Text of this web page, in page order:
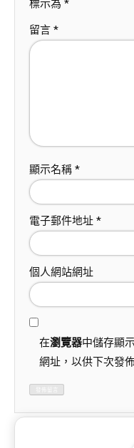
標示為 *
留言 *
顯示名稱 *
電子郵件地址 *
個人網站網址
在瀏覽器中儲存顯
網址，以供下次發